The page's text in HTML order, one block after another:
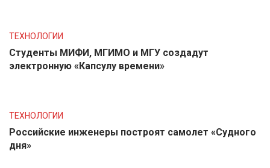
ТЕХНОЛОГИИ
Студенты МИФИ, МГИМО и МГУ создадут
электронную «Капсулу времени»
ТЕХНОЛОГИИ
Российские инженеры построят самолет «Судного
дня»